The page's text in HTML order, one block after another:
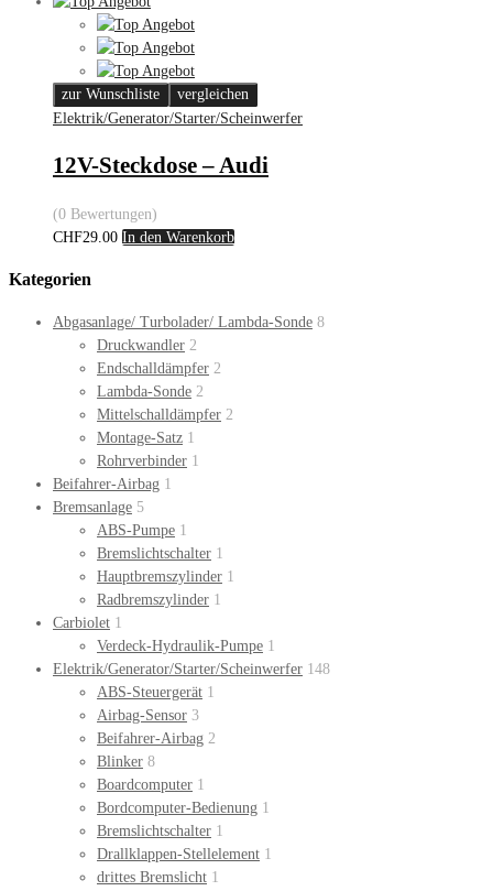
zur Wunschliste
vergleichen
Elektrik/Generator/Starter/Scheinwerfer
12V-Steckdose – Audi
(0 Bewertungen)
CHF29.00 In den Warenkorb
Kategorien
Abgasanlage/ Turbolader/ Lambda-Sonde 8
Druckwandler 2
Endschalldämpfer 2
Lambda-Sonde 2
Mittelschalldämpfer 2
Montage-Satz 1
Rohrverbinder 1
Beifahrer-Airbag 1
Bremsanlage 5
ABS-Pumpe 1
Bremslichtschalter 1
Hauptbremszylinder 1
Radbremszylinder 1
Carbiolet 1
Verdeck-Hydraulik-Pumpe 1
Elektrik/Generator/Starter/Scheinwerfer 148
ABS-Steuergerät 1
Airbag-Sensor 3
Beifahrer-Airbag 2
Blinker 8
Boardcomputer 1
Bordcomputer-Bedienung 1
Bremslichtschalter 1
Drallklappen-Stellelement 1
drittes Bremslicht 1